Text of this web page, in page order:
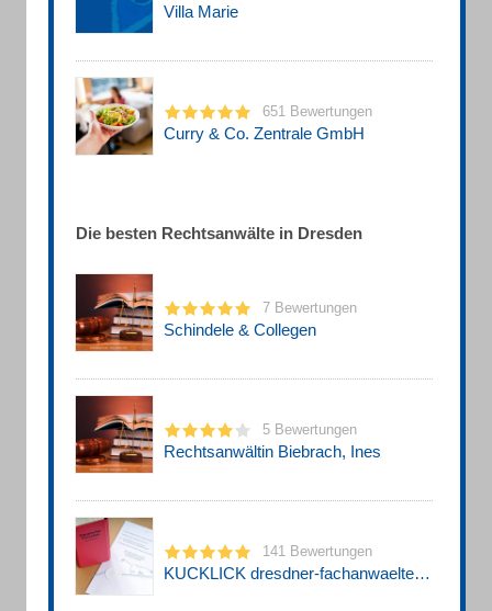
Villa Marie
651 Bewertungen
Curry & Co. Zentrale GmbH
Die besten Rechtsanwälte in Dresden
7 Bewertungen
Schindele & Collegen
5 Bewertungen
Rechtsanwältin Biebrach, Ines
141 Bewertungen
KUCKLICK dresdner-fachanwaelte.de Rechtsanwälte